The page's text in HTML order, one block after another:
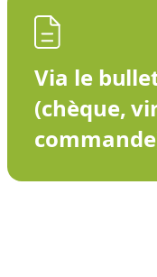
Via le
(chèque,